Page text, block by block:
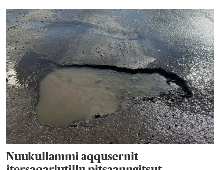
Nuukullammi aqqusernit